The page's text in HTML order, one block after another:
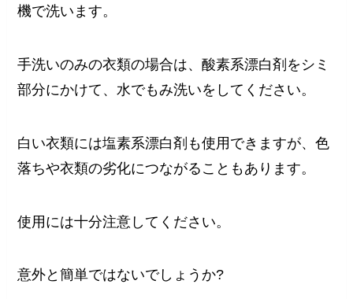
機で洗います。
手洗いのみの衣類の場合は、酸素系漂白剤をシミ
部分にかけて、水でもみ洗いをしてください。
白い衣類には塩素系漂白剤も使用できますが、色
落ちや衣類の劣化につながることもあります。
使用には十分注意してください。
意外と簡単ではないでしょうか?